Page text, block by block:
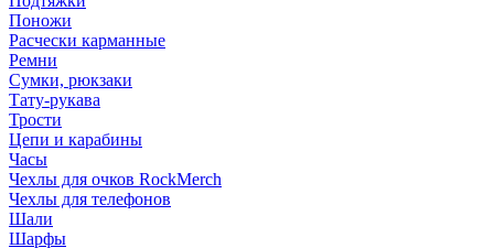
Поножи
Расчески карманные
Ремни
Сумки, рюкзаки
Тату-рукава
Трости
Цепи и карабины
Часы
Чехлы для очков RockMerch
Чехлы для телефонов
Шали
Шарфы